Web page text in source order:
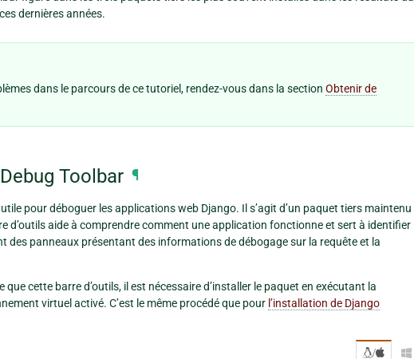
dernières années.
dans le parcours de ce tutoriel, rendez-vous dans la section Obtenir de
Toolbar ¶
pour déboguer les applications web Django. Il s’agit d’un paquet tiers maintenu
d’outils aide à comprendre comment une application fonctionne et sert à identifier
des panneaux présentant des informations de débogage sur la requête et la
cette barre d’outils, il est nécessaire d’installer le paquet en exécutant la
virtuel activé. C’est le même procédé que pour l’installation de Django
/ 